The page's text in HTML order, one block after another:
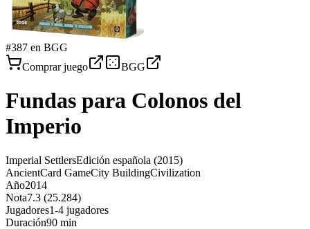
#387 en BGG
Comprar juego
BGG
Fundas para Colonos del
Imperio
Imperial SettlersEdición española (2015)
AncientCard GameCity BuildingCivilization
Año2014
Nota7.3 (25.284)
Jugadores1-4 jugadores
Duración90 min